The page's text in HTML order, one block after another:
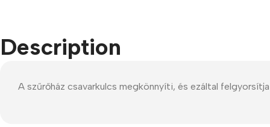
Google
Description
A szűrőház csavarkulcs megkönnyíti, és ezáltal